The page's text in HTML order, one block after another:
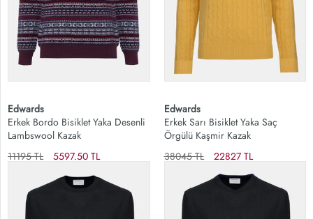
Edwards
Erkek Bordo Bisiklet Yaka Desenli
Lambswool Kazak
11195 TL
5597.50 TL
Edwards
Erkek Sarı Bisiklet Yaka Saç
Örgülü Kaşmir Kazak
38045 TL
22827 TL